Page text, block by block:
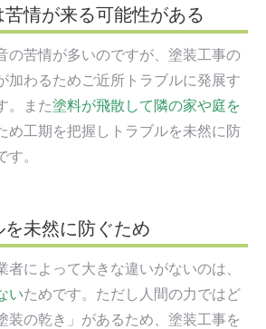
情が来る可能性がある
の苦情が多いのですが、塗装工事の
加わるためご近所トラブルに発展す
。また塗料が飛散して隣の家や庭を
め工期を把握しトラブルを未然に防
。
未然に防ぐため
者によって大きな違いがないのは、
いためです。ただし人間の力ではど
装の乾き」があるため、塗装工事を